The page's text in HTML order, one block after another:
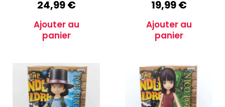
24,99€
Ajouter au
panier
19,99€
Ajouter au
panier